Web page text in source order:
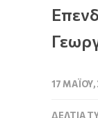
17 ΜΑΪ́ΟΥ,
ΔΕΛΤΊΑ